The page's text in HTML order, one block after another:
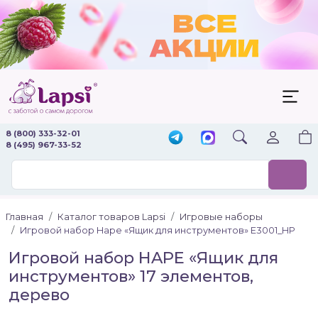
8 (800) 333-32-01
8 (495) 967-33-52
Главная Каталог товаров Lapsi
Игровые наборы
Игровой набор Hape «Ящик для инструментов» E3001_HP
Игровой набор HAPE «Ящик для
инструментов» 17 элементов,
дерево